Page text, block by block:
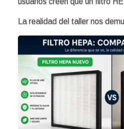
La realidad del taller nos